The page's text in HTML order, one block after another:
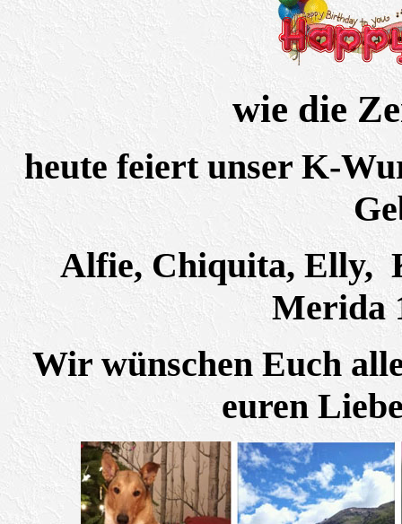
wie die
heute feiert unser K-
Alfie, Chiquita, Elly,
Merida
Wir wünschen Euch
euren